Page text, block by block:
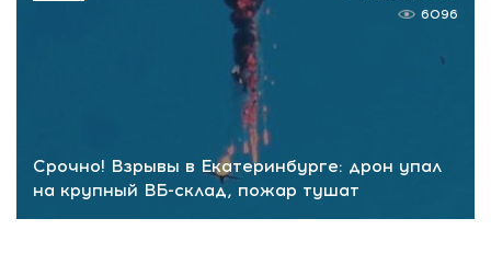
Срочно! Взрывы в Екатеринбурге: дрон упал
на крупный ВБ-склад, пожар тушат
6096